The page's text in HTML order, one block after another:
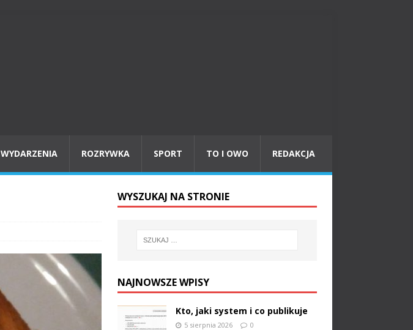
WYDARZENIA ROZRYWKA SPORT TO I OWO REDAKCJA
WYSZUKAJ NA STRONIE
NAJNOWSZE WPISY
Kto, jaki system i co publikuje
5 sierpnia 2026 0